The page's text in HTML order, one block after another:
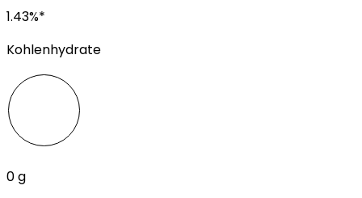
1.43%*
Kohlenhydrate
0g